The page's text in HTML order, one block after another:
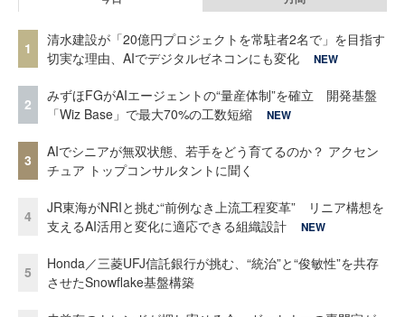
1
清水建設が「20億円プロジェクトを常駐者2名で」を目指す
切実な理由、AIでデジタルゼネコンにも変化
NEW
2
みずほFGがAIエージェントの“量産体制”を確立 開発基盤
「Wiz Base」で最大70%の工数短縮
NEW
3
AIでシニアが無双状態、若手をどう育てるのか？ アクセン
チュア トップコンサルタントに聞く
4
JR東海がNRIと挑む“前例なき上流工程変革” リニア構想を
支えるAI活用と変化に適応できる組織設計
NEW
5
Honda／三菱UFJ信託銀行が挑む、“統治”と“俊敏性”を共存
させたSnowflake基盤構築